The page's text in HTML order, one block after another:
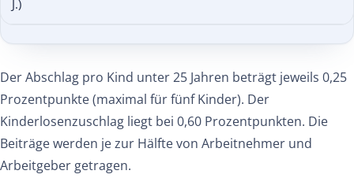
J.)
Der Abschlag pro Kind unter 25 Jahren beträgt jeweils 0,25
Prozentpunkte (maximal für fünf Kinder). Der
Kinderlosenzuschlag liegt bei 0,60 Prozentpunkten. Die
Beiträge werden je zur Hälfte von Arbeitnehmer und
Arbeitgeber getragen.